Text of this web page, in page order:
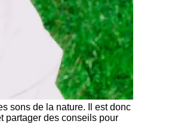
sons de la nature. Il est donc
partager des conseils pour